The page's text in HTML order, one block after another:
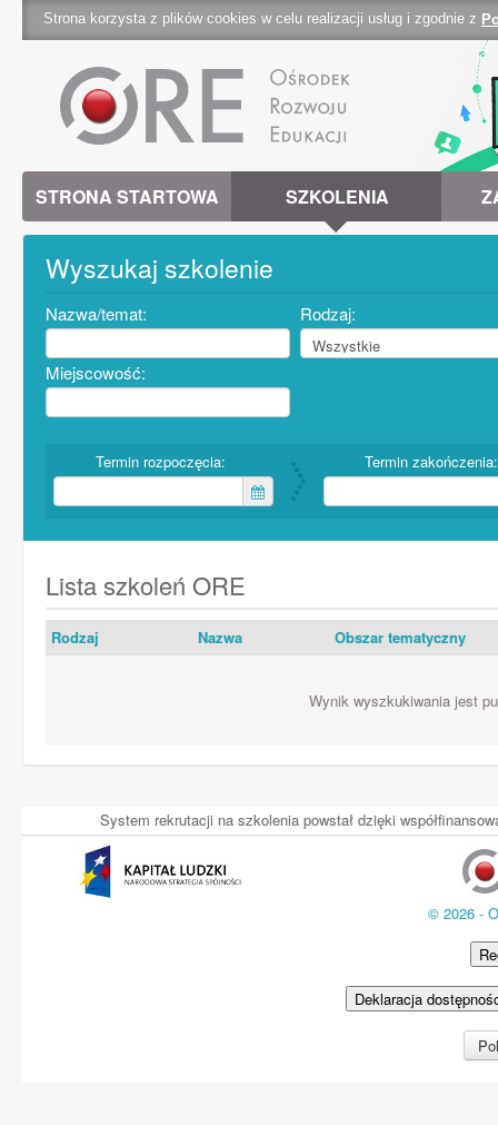
Strona korzysta z plików cookies w celu realizacji usług i zgodnie z
STRONA STARTOWA SZKOLENIA
Wyszukaj szkolenie
Nazwa/temat: Rodzaj:
Miejscowość:
Termin rozpoczęcia: Termin zakończenia:
Lista szkoleń ORE
Rodzaj Nazwa Obszar tematyczny
Wynik wyszkukiwania jest
System rekrutacji na szkolenia powstał dzięki
© 2026 -
Deklaracja